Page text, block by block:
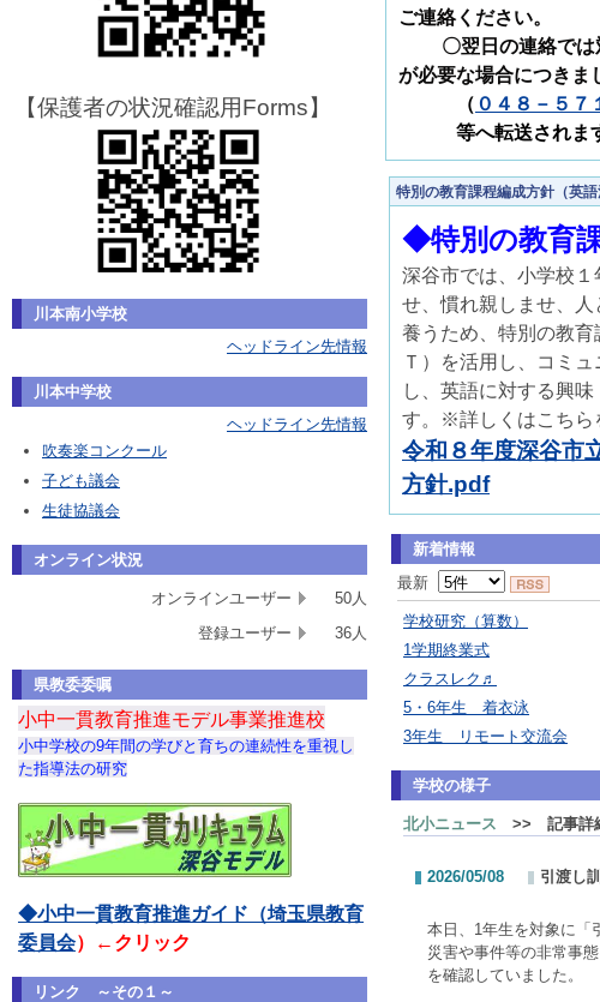
【保護者の状況確認用Forms】
川本南小学校
ヘッドライン先情報
川本中学校
ヘッドライン先情報
吹奏楽コンクール
子ども議会
生徒協議会
オンライン状況
オンラインユーザー
50人
登録ユーザー
36人
県教委委嘱
小中一貫教育推進モデル事業推進校
小中学校の9年間の学びと育ちの連続性を重視し
た指導法の研究
◆小中一貫教育推進ガイド（埼玉県教育
委員会）←クリック
リンク ～その１～
ご連絡ください。
〇翌日の連絡では対
が必要な場合につきま
（ ０４８－５７
等へ転送されま
特別の教育課程編成方針（英
◆特別の教育
深谷市では、小学校
せ、慣れ親しませ、
養うため、特別の教育
Ｔ）を活用し、コミ
し、英語に対する興
す。※詳しくはこちら
令和８年度深谷市
方針.pdf
新着情報
最新
学校研究（算数）
1学期終業式
クラスレク♬
5・6年生 着衣泳
3年生 リモート交流会
学校の様子
北小ニュース >> 記事詳
2026/05/08 引渡し
本日、1年生を対象に「
災害や事件等の非常事
を確認していました。